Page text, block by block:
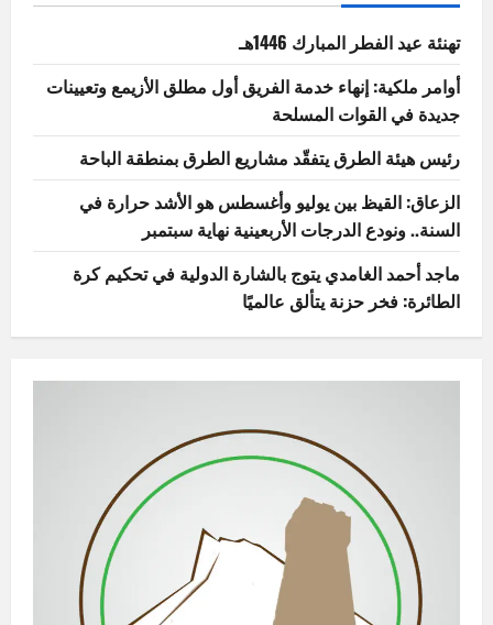
تهنئة عيد الفطر المبارك 1446هـ
أوامر ملكية: إنهاء خدمة الفريق أول مطلق الأزيمع وتعيينات
جديدة في القوات المسلحة
رئيس هيئة الطرق يتفقّد مشاريع الطرق بمنطقة الباحة
الزعاق: القيظ بين يوليو وأغسطس هو الأشد حرارة في
السنة.. ونودع الدرجات الأربعينية نهاية سبتمبر
ماجد أحمد الغامدي يتوج بالشارة الدولية في تحكيم كرة
الطائرة: فخر حزنة يتألق عالميًا